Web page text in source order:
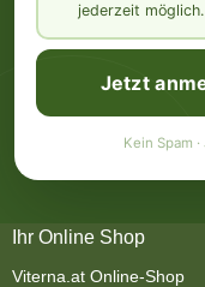
jederzeit möglich.
Jetzt
Kein Spam
Ihr Online Shop
Viterna.at Online-Shop